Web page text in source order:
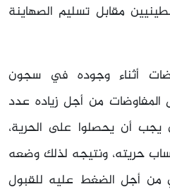
مقابل تسليم الصهاينة
أثناء وجوده في سجون
المفاوضات من أجل زياده عدد
يجب أن يحصلوا على الحرية،
حريته، ونتيجه لذلك وضعه
من أجل الضغط عليه للقبول